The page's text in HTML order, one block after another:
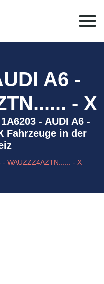
A6 -
- X
- AUDI A6 -
Fahrzeuge in der
- WAUZZZ4AZTN...... - X